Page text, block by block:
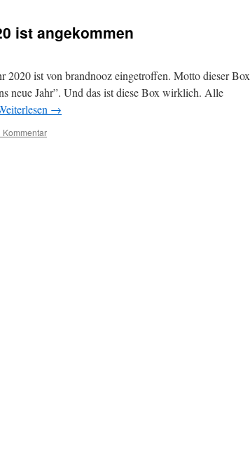
ist angekommen
2020 ist von brandnooz eingetroffen. Motto dieser Box
neue Jahr”. Und das ist diese Box wirklich. Alle
→